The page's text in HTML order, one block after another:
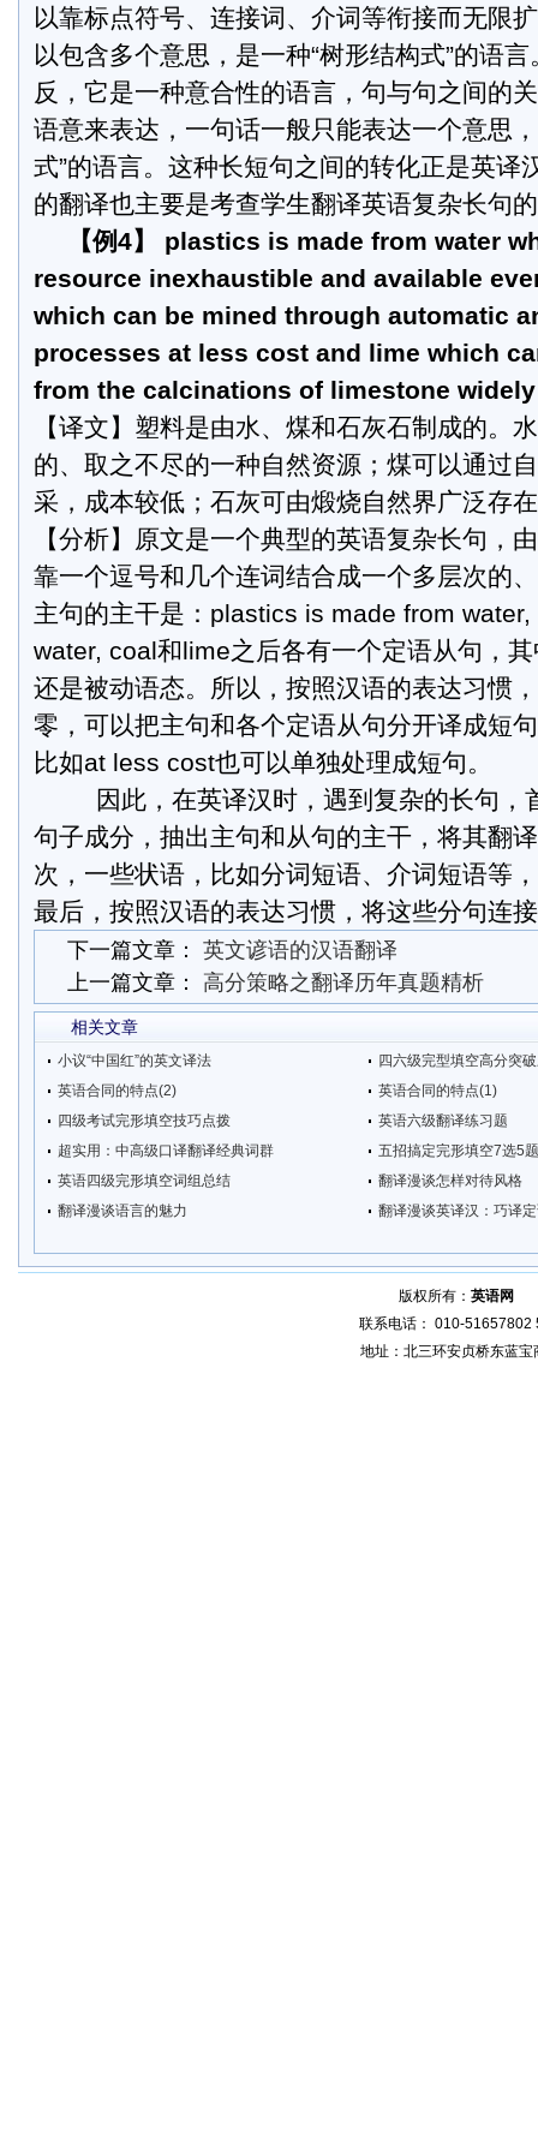
以靠标点符号、连接词、介词等衔接而无限
以包含多个意思，是一种“树形结构式”的语
反，它是一种意合性的语言，句与句之间的
语意来表达，一句话一般只能表达一个意思
式”的语言。这种长短句之间的转化正是英译
的翻译也主要是考查学生翻译英语复杂长句
【例4】 plastics is made from water
resource inexhaustible and available
which can be mined through automatic
processes at less cost and lime which
from the calcinations of limestone
【译文】塑料是由水、煤和石灰石制成的。
的、取之不尽的一种自然资源；煤可以通过
采，成本较低；石灰可由煅烧自然界广泛存
【分析】原文是一个典型的英语复杂长句，
靠一个逗号和几个连词结合成一个多层次的
主句的主干是：plastics is made from
water, coal和lime之后各有一个定语从句，
还是被动语态。所以，按照汉语的表达习惯
零，可以把主句和各个定语从句分开译成短
比如at less cost也可以单独处理成短句。
因此，在英译汉时，遇到复杂的长句，
句子成分，抽出主句和从句的主干，将其翻
次，一些状语，比如分词短语、介词短语等
最后，按照汉语的表达习惯，将这些分句连
下一篇文章： 英文谚语的汉语翻译
上一篇文章： 高分策略之翻译历年真题精析
相关文章
小议“中国红”的英文译法
四六级完型填空高分突
英语合同的特点(2)
英语合同的特点(1)
四级考试完形填空技巧点拨
英语六级翻译练习题
超实用：中高级口译翻译经典词群
五招搞定完形填空7选5
英语四级完形填空词组总结
翻译漫谈怎样对待风格
翻译漫谈语言的魅力
翻译漫谈英译汉：巧译
版权所有： 英语网
联系电话： 010-
地址：北三环安贞桥东蓝